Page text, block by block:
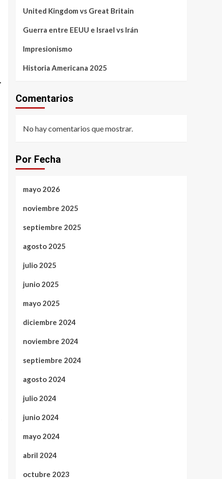
United Kingdom vs Great Britain
Guerra entre EEUU e Israel vs Irán
Impresionismo
Historia Americana 2025
Comentarios
No hay comentarios que mostrar.
Por Fecha
mayo 2026
noviembre 2025
septiembre 2025
agosto 2025
julio 2025
junio 2025
mayo 2025
diciembre 2024
noviembre 2024
septiembre 2024
agosto 2024
julio 2024
junio 2024
mayo 2024
abril 2024
octubre 2023